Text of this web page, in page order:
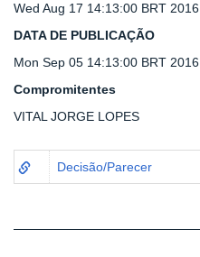
Wed Aug 17 14:13:00 BRT 2016
DATA DE PUBLICAÇÃO
Mon Sep 05 14:13:00 BRT 2016
Compromitentes
VITAL JORGE LOPES
Decisão/Parecer